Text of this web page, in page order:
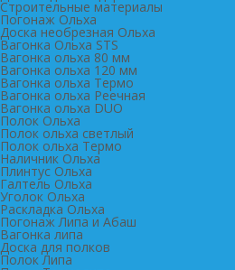
Cтроительные материалы
Погонаж Ольха
Доска необрезная Ольха
Вагонка Ольха STS
Вагонка ольха 80 мм
Вагонка ольха 120 мм
Вагонка ольха Термо
Вагонка ольха Реечная
Вагонка ольха DUO
Полок Ольха
Полок ольха светлый
Полок ольха Термо
Наличник Ольха
Плинтус Ольха
Галтель Ольха
Уголок Ольха
Раскладка Ольха
Погонаж Липа и Абаш
Вагонка липа
Доска для полков
Полок Липа